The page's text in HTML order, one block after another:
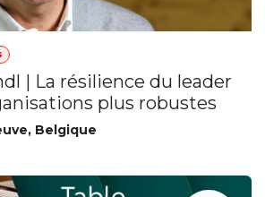
| La résilience du leader
plus robustes
, Belgique